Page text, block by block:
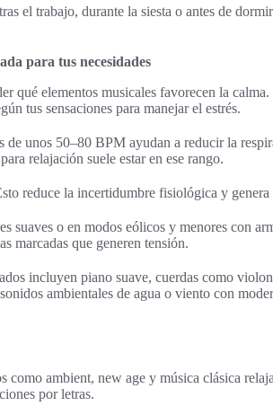
el trabajo, durante la siesta o antes de
para tus necesidades
qué elementos musicales favorecen la
tus sensaciones para manejar el estrés.
unos 50–80 BPM ayudan a reducir la
relajación suele estar en ese rango.
reduce la incertidumbre fisiológica y genera
suaves o en modos eólicos y menores con
marcadas que generen tensión.
incluyen piano suave, cuerdas como
ambientales de agua o viento con
como ambient, new age y música clásica
por letras.